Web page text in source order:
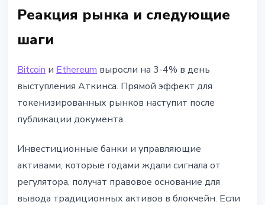
Реакция рынка и следующие
шаги
Bitcoin и Ethereum выросли на 3-4% в день
выступления Аткинса. Прямой эффект для
токенизированных рынков наступит после
публикации документа.
Инвестиционные банки и управляющие
активами, которые годами ждали сигнала от
регулятора, получат правовое основание для
вывода традиционных активов в блокчейн. Если